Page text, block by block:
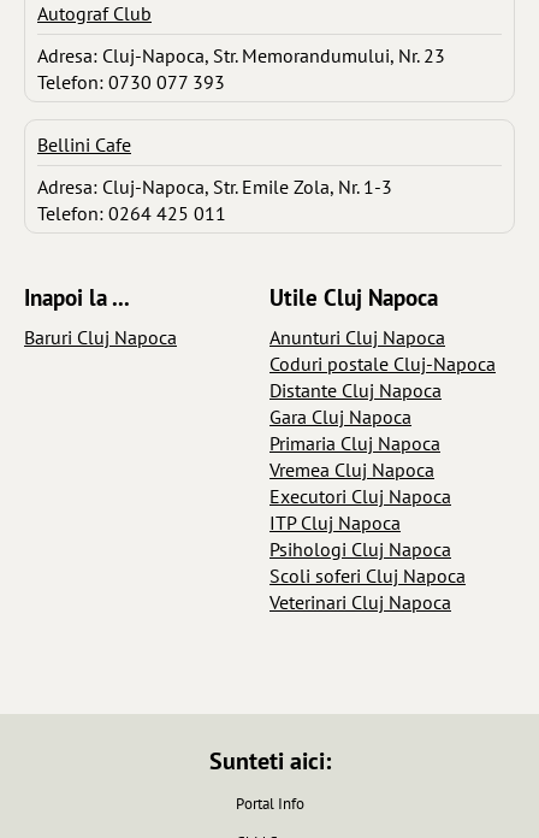
Autograf Club
Adresa: Cluj-Napoca, Str. Memorandumului, Nr. 23
Telefon: 0730 077 393
Bellini Cafe
Adresa: Cluj-Napoca, Str. Emile Zola, Nr. 1-3
Telefon: 0264 425 011
Inapoi la ...
Baruri Cluj Napoca
Utile Cluj Napoca
Anunturi Cluj Napoca
Coduri postale Cluj-Napoca
Distante Cluj Napoca
Gara Cluj Napoca
Primaria Cluj Napoca
Vremea Cluj Napoca
Executori Cluj Napoca
ITP Cluj Napoca
Psihologi Cluj Napoca
Scoli soferi Cluj Napoca
Veterinari Cluj Napoca
Sunteti aici:
Portal Info